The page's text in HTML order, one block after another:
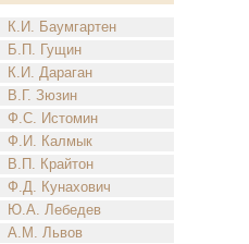
К.И. Баумгартен
Б.П. Гущин
К.И. Дараган
В.Г. Зюзин
Ф.С. Истомин
Ф.И. Калмык
В.П. Крайтон
Ф.Д. Кунахович
Ю.А. Лебедев
А.М. Львов